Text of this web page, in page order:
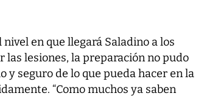
en que llegará Saladino a los
las lesiones, la preparación no pudo
y seguro de lo que pueda hacer en la
“Como muchos ya saben